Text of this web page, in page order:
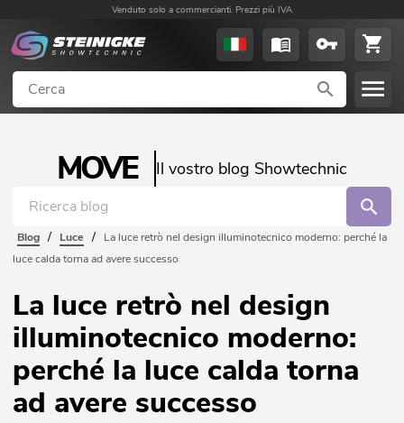
Venduto solo a commercianti. Prezzi più IVA
MOVE Il vostro blog Showtechnic
Blog / Luce /
La luce retrò nel design illuminotecnico moderno: perché la
luce calda torna ad avere successo
La luce retrò nel design
illuminotecnico moderno:
perché la luce calda torna
ad avere successo